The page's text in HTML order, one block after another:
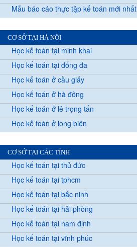
Mẫu báo cáo thực tập kế toán mới nhất
CƠ SỞ TẠI HÀ NỘI
Học kế toán tại minh khai
Học kế toán tại đống đa
Học kế toán ở cầu giấy
Học kế toán ở hà đông
Học kế toán ở lê trọng tấn
Học kế toán ở long biên
CƠ SỞ TẠI CÁC TỈNH
Học kế toán tại thủ đức
Học kế toán tại tphcm
Học kế toán tại bắc ninh
Học kế toán tại hải phòng
Học kế toán tại nam định
Học kế toán tại vĩnh phúc